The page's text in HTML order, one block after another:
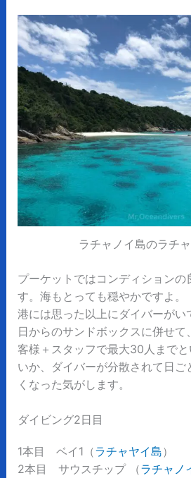
ラチャノイ島のラチ
プーケットではコンディションの
す。海もとっても穏やかですよ。
港には思った以上にダイバーがい
日からのサンドボックスに併せて
客様＋スタッフで最大30人まで
いか、ダイバーが分散されて日ご
くなった気がします。
ダイビング2日目
1本目 ベイ1（ラチャヤイ島）
2本目 サウスチップ （ラチャノ